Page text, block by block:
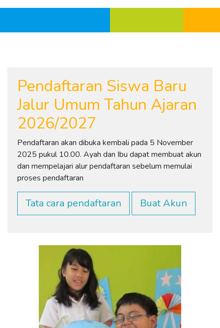
Pendaftaran Siswa Baru
Jalur Umum Tahun Ajaran
2026/2027
Pendaftaran akan dibuka kembali pada 5 November
2025 pukul 10.00. Ayah dan Ibu dapat membuat akun
dan mempelajari alur pendaftaran sebelum memulai
proses pendaftaran
Tata cara pendaftaran Buat Akun